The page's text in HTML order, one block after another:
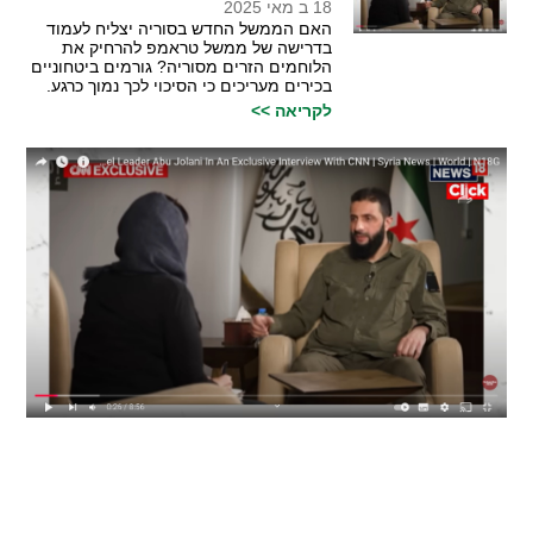
18 ב מאי 2025
האם הממשל החדש בסוריה יצליח לעמוד
בדרישה של ממשל טראמפ להרחיק את
הלוחמים הזרים מסוריה? גורמים ביטחוניים
בכירים מעריכים כי הסיכוי לכך נמוך כרגע.
לקריאה >>